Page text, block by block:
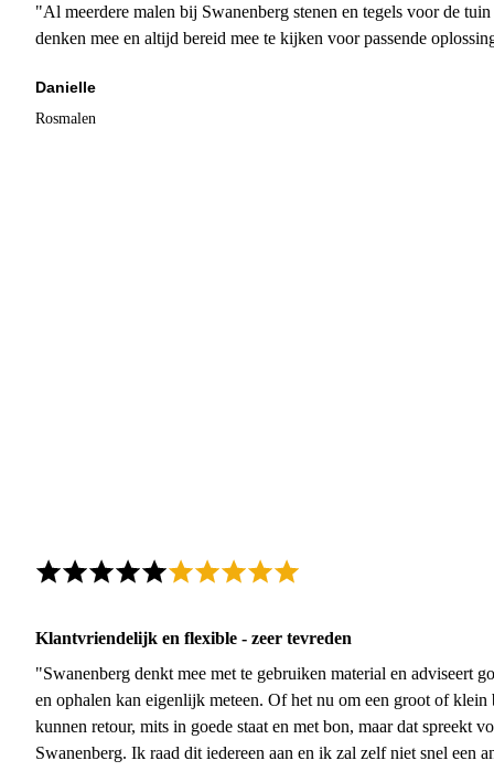
"Al meerdere malen bij Swanenberg stenen en tegels voor de
denken mee en altijd bereid mee te kijken voor passende
Danielle
Rosmalen
Klantvriendelijk en flexible - zeer tevreden
"Swanenberg denkt mee met te gebruiken material en adviseert
en ophalen kan eigenlijk meteen. Of het nu om een groot of
kunnen retour, mits in goede staat en met bon, maar dat spreekt
Swanenberg. Ik raad dit iedereen aan en ik zal zelf niet snel een